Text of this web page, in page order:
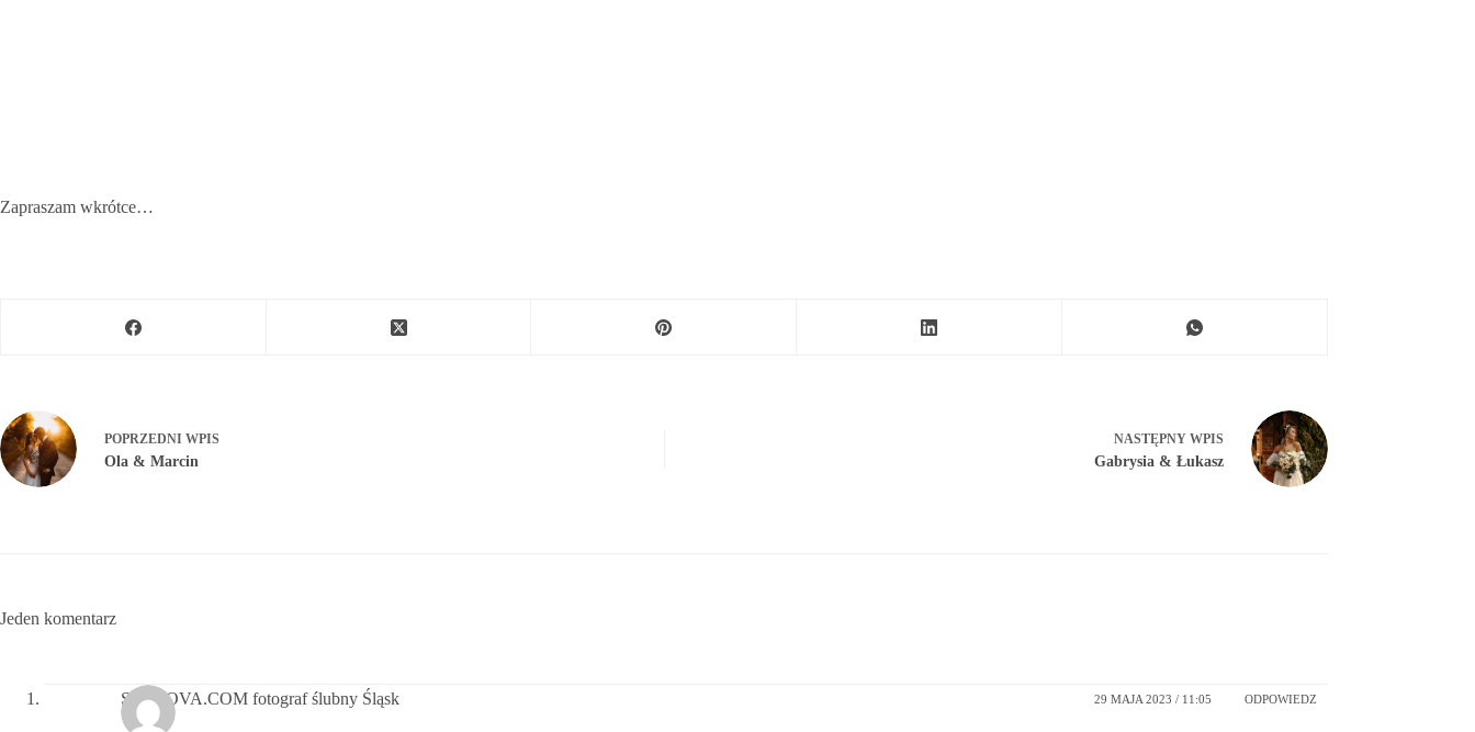
Zapraszam wkrótce…
POPRZEDNI WPIS
Ola & Marcin
NASTĘPNY WPIS
Gabrysia & Łukasz
Jeden komentarz
STYLOVA.COM fotograf ślubny Śląsk 29 MAJA 2023 / 11:05 ODPOWIEDZ